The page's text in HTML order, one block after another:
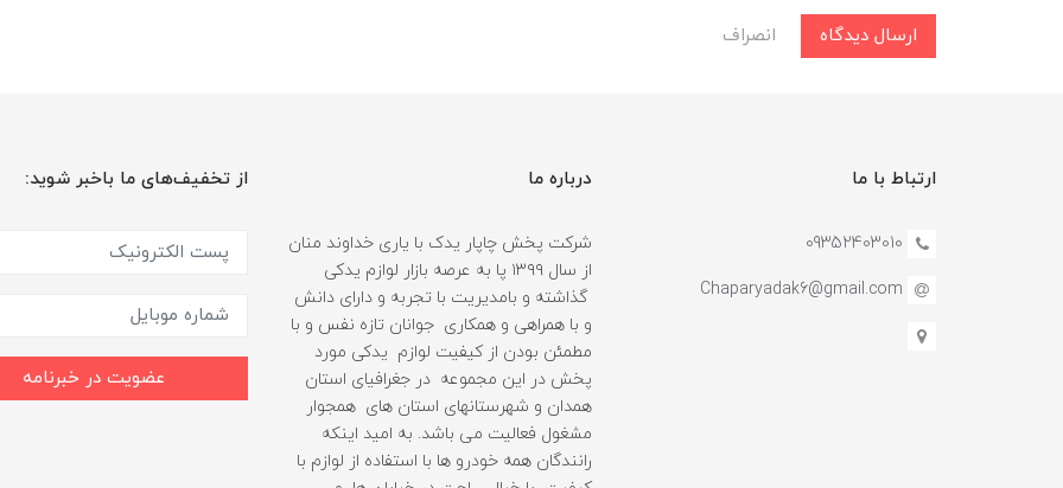
ارسال دیدگاه انصراف
ارتباط با ما
09352403010
Chaparyadak6@gmail.com
درباره ما
شرکت پخش چاپار یدک با یاری خداوند منان
از سال ۱۳۹۹ پا به عرصه بازار لوازم یدکی
گذاشته و بامدیریت با تجربه و دارای دانش
و با همراهی و همکاری جوانان تازه نفس و با
مطمئن بودن از کیفیت لوازم یدکی مورد
پخش در این مجموعه در جغرافیای استان
همدان و شهرستانهای استان های همجوار
مشغول فعالیت می باشد. به امید اینکه
رانندگان همه خودرو ها با استفاده از لوازم با
از تخفیف‌های ما باخبر شوید:
عضویت در خبرنامه